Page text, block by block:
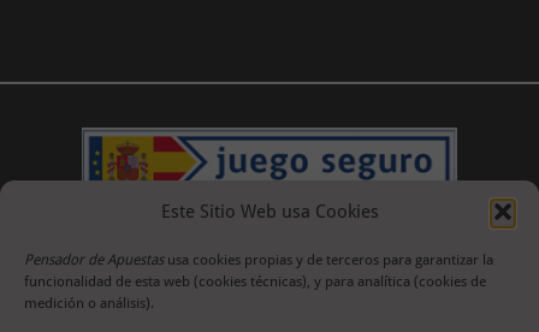
Este Sitio Web usa Cookies
Pensador de Apuestas usa cookies propias y de terceros para garantizar la
funcionalidad de esta web (cookies técnicas), y para analítica (cookies de
medición o análisis).